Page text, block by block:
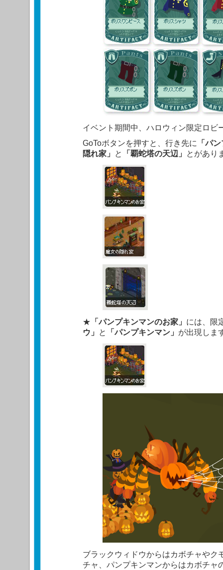
イベント期間中、ハロウィン限定ロビ
GoToボタンを押すと、行き先に
「パ
隠れ家」
と 「覇蛇塔の天辺」 とがあり
★ 「パンプキンマンのお家」 には、限
ウ」
と 「パンプキンマン」 が出現しま
ブラックウィドウからはカボチャやク
チャ、パンプキンマンからはカボチャ